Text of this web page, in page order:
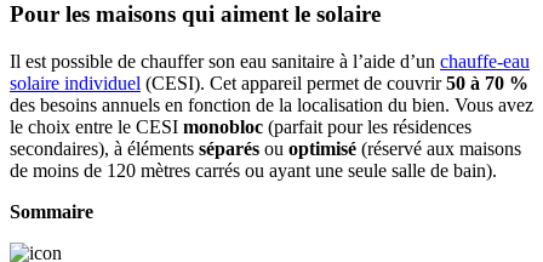
Pour les maisons qui aiment le solaire
Il est possible de chauffer son eau sanitaire à l’aide d’un chauffe-eau
solaire individuel (CESI). Cet appareil permet de couvrir50 à 70 %
des besoins annuels en fonction de la localisation du bien. Vous avez
le choix entre le CESI monobloc (parfait pour les résidences
secondaires), à éléments séparés ou optimisé (réservé aux maisons
de moins de 120 mètres carrés ou ayant une seule salle de bain).
Sommaire